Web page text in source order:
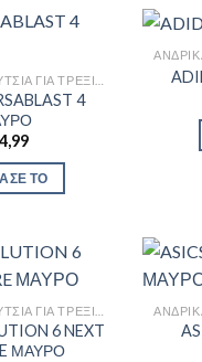
4
ΤΟ
6 NEXT
ΜΑΥΡΟ